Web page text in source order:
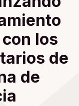
los
de
de